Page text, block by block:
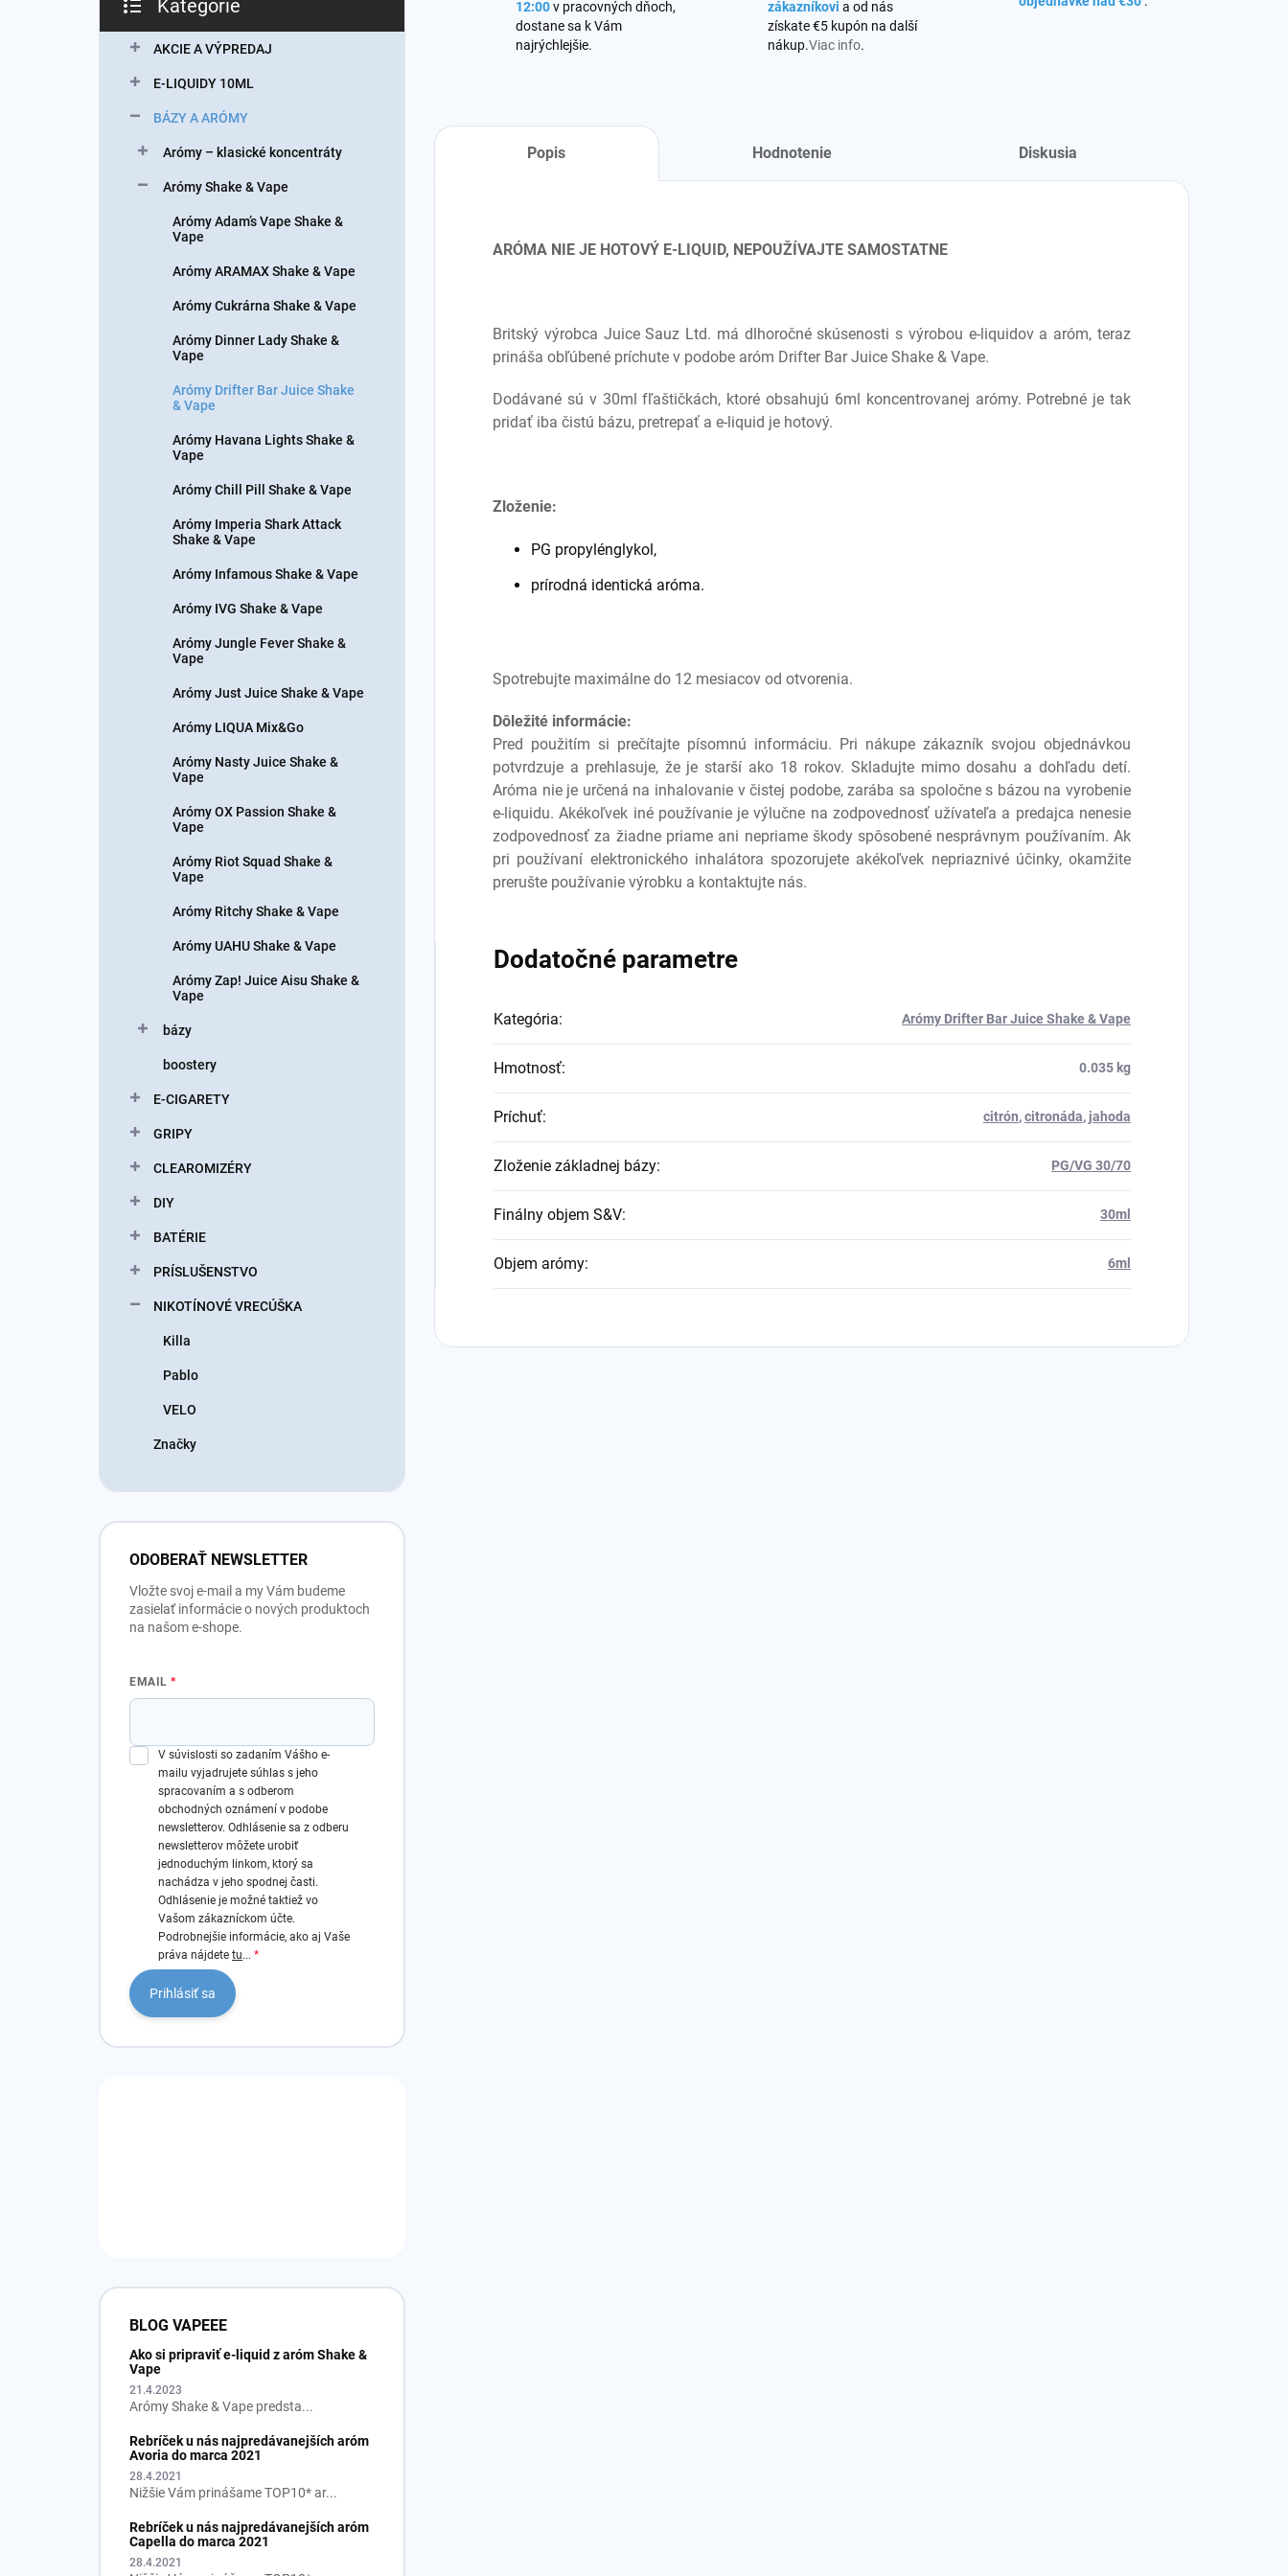
kategórie
Kategórie
AKCIE A VÝPREDAJ
E-LIQUIDY 10ML
BÁZY A ARÓMY
Arómy – klasické koncentráty
Arómy Shake & Vape
Arómy Adam’s Vape Shake &
Vape
Arómy ARAMAX Shake & Vape
Arómy Cukrárna Shake & Vape
Arómy Dinner Lady Shake &
Vape
Arómy Drifter Bar Juice Shake
& Vape
Arómy Havana Lights Shake &
Vape
Arómy Chill Pill Shake & Vape
Arómy Imperia Shark Attack
Shake & Vape
Arómy Infamous Shake & Vape
Arómy IVG Shake & Vape
Arómy Jungle Fever Shake &
Vape
Arómy Just Juice Shake & Vape
Arómy LIQUA Mix&Go
Arómy Nasty Juice Shake &
Vape
Arómy OX Passion Shake &
Vape
Arómy Riot Squad Shake &
Vape
Arómy Ritchy Shake & Vape
Arómy UAHU Shake & Vape
Arómy Zap! Juice Aisu Shake &
Vape
bázy
boostery
E-CIGARETY
GRIPY
CLEAROMIZÉRY
DIY
BATÉRIE
PRÍSLUŠENSTVO
NIKOTÍNOVÉ VRECÚŠKA
Killa
Pablo
VELO
Značky
ODOBERAŤ NEWSLETTER
Vložte svoj e-mail a my Vám budeme
zasielať informácie o nových produktoch
na našom e-shope.
EMAIL
V súvislosti so zadaním Vášho e-
mailu vyjadrujete súhlas s jeho
spracovaním a s odberom
obchodných oznámení v podobe
newsletterov. Odhlásenie sa z odberu
newsletterov môžete urobiť
jednoduchým linkom, ktorý sa
nachádza v jeho spodnej časti.
Odhlásenie je možné taktiež vo
Vašom zákazníckom účte.
Podrobnejšie informácie, ako aj Vaše
práva nájdete tu...
Prihlásiť sa
BLOG VAPEEE
Ako si pripraviť e-liquid z aróm Shake &
Vape
21.4.2023
Arómy Shake & Vape predsta...
Rebríček u nás najpredávanejších aróm
Avoria do marca 2021
28.4.2021
Nižšie Vám prinášame TOP10* ar...
Rebríček u nás najpredávanejších aróm
Capella do marca 2021
28.4.2021
12:00v pracovných dňoch,
dostane sa k Vám
najrýchlejšie.
zákazníkovi a od nás
získate €5 kupón na další
nákup.Viac info.
Popis Hodnotenie Diskusia
ARÓMA NIE JE HOTOVÝ E-LIQUID, NEPOUŽÍVAJTE SAMOSTATNE
Britský výrobca Juice Sauz Ltd. má dlhoročné skúsenosti s výrobou e-liquidov a aróm, teraz
prináša obľúbené príchute v podobe aróm Drifter Bar Juice Shake & Vape.
Dodávané sú v 30ml fľaštičkách, ktoré obsahujú 6ml koncentrovanej arómy. Potrebné je tak
pridať iba čistú bázu, pretrepať a e-liquid je hotový.
Zloženie:
PG propylénglykol,
prírodná identická aróma.
Spotrebujte maximálne do 12 mesiacov od otvorenia.
Dôležité informácie:
Pred použitím si prečítajte písomnú informáciu. Pri nákupe zákazník svojou objednávkou
potvrdzuje a prehlasuje, že je starší ako 18 rokov. Skladujte mimo dosahu a dohľadu detí.
Aróma nie je určená na inhalovanie v čistej podobe, zarába sa spoločne s bázou na vyrobenie
e-liquidu. Akékoľvek iné používanie je výlučne na zodpovednosť užívateľa a predajca nenesie
zodpovednosť za žiadne priame ani nepriame škody spôsobené nesprávnym používaním. Ak
pri používaní elektronického inhalátora spozorujete akékoľvek nepriaznivé účinky, okamžite
prerušte používanie výrobku a kontaktujte nás.
Dodatočné parametre
Kategória: Arómy Drifter Bar Juice Shake & Vape
Hmotnosť: 0.035 kg
Príchuť: citrón,citronáda, jahoda
Zloženie základnej bázy: PG/VG 30/70
Finálny objem S&V: 30ml
Objem arómy: 6ml